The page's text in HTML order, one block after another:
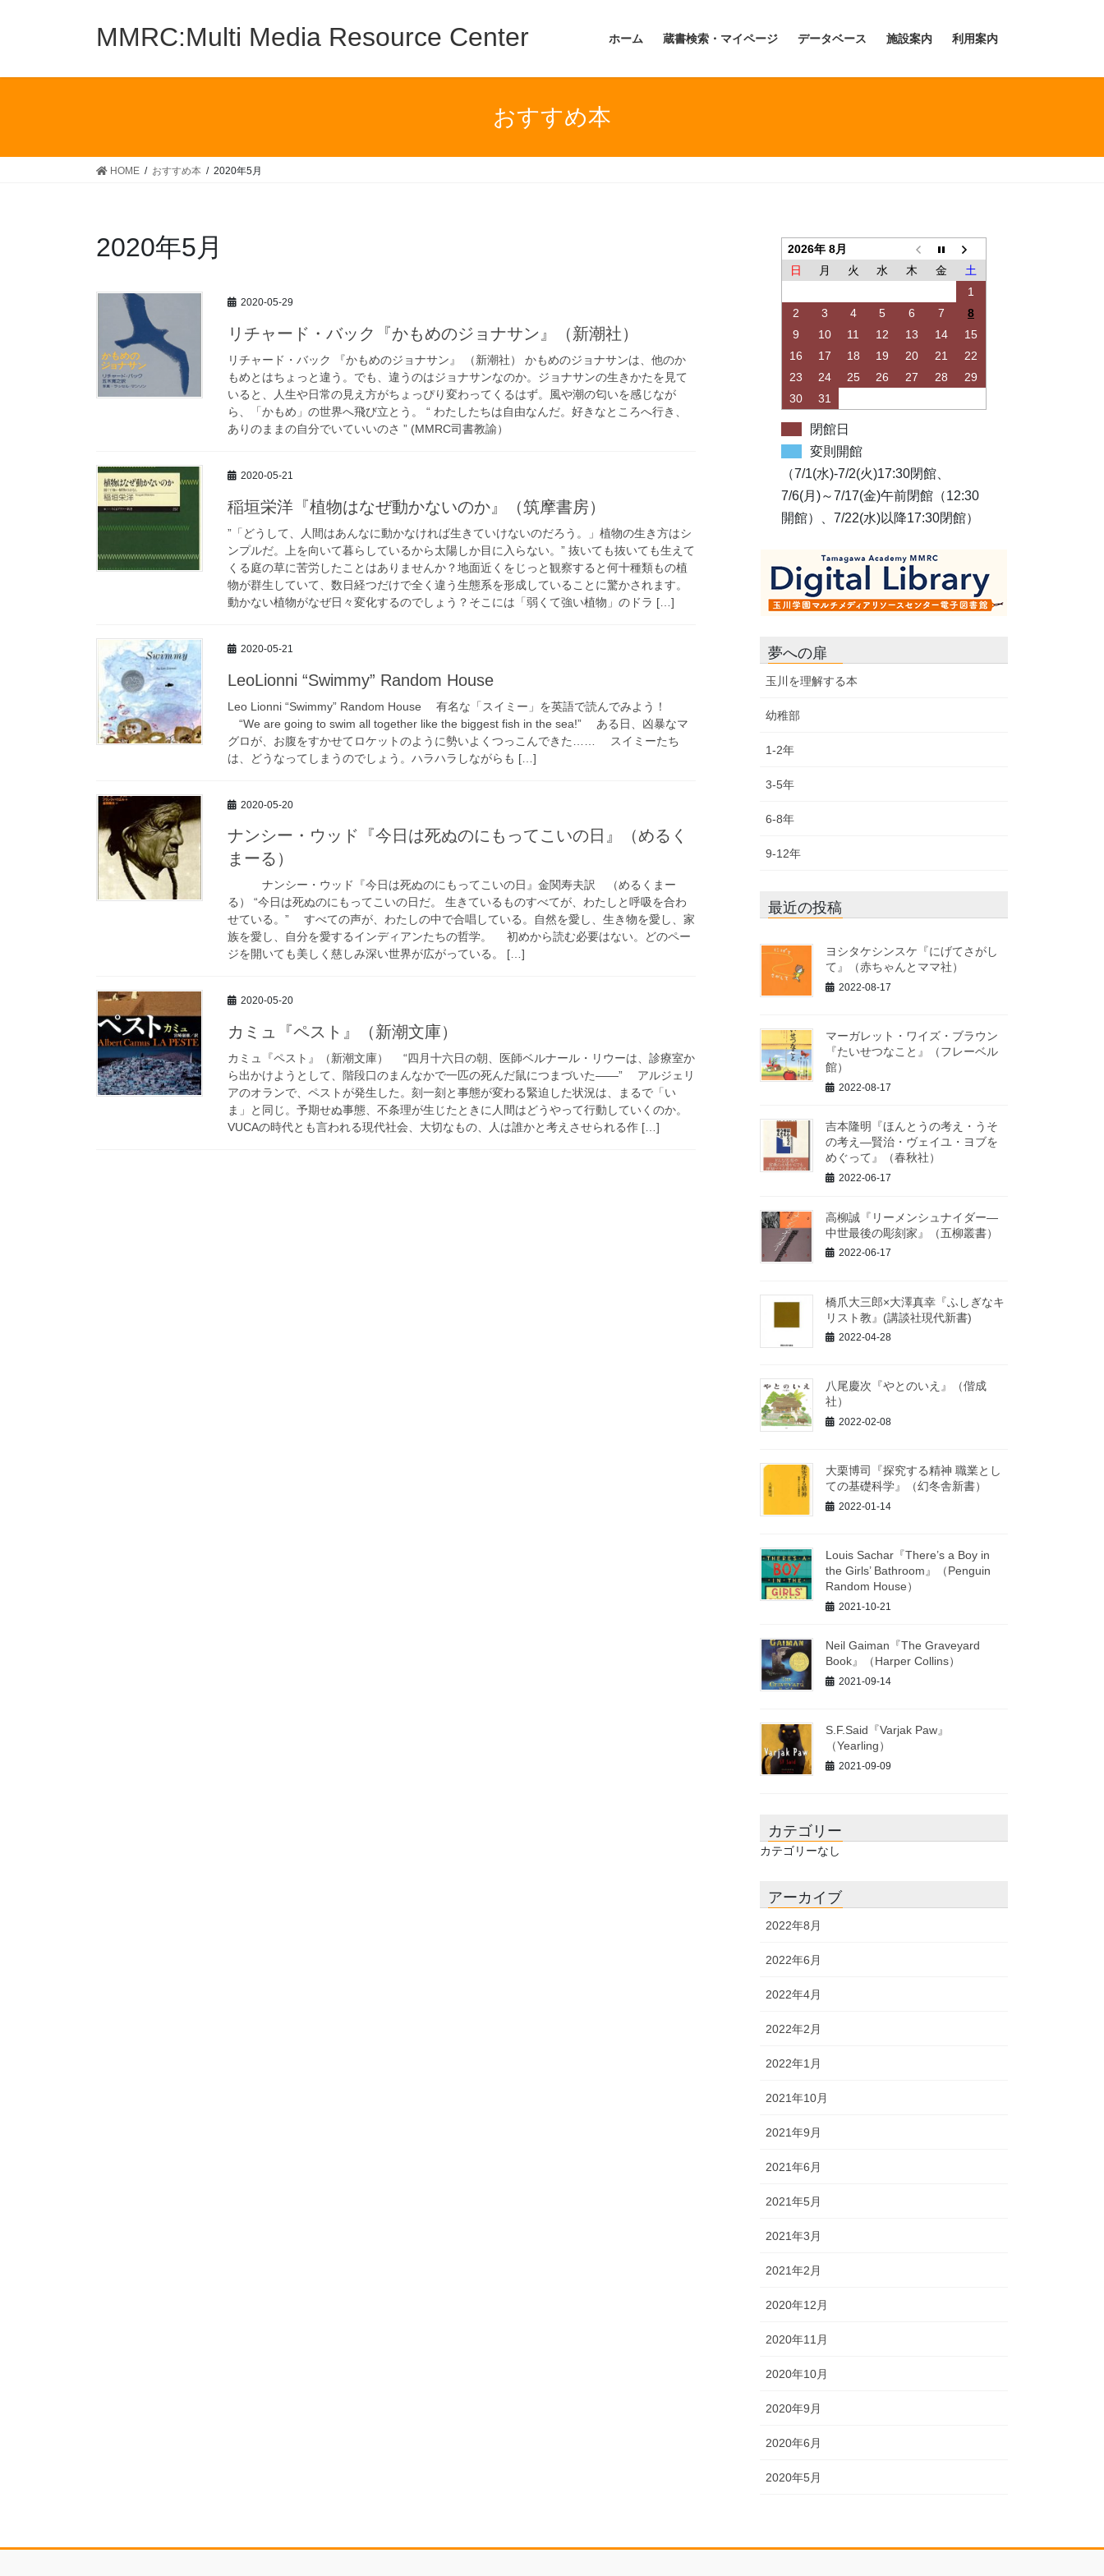
MMRC:Multi Media Resource Center ホーム 蔵書検索・マイページ データベース 施設案内 利用案内
おすすめ本
HOME おすすめ本 2020年5月
2020年5月
2020-05-29
リチャード・バック『かもめのジョナサン』（新潮社）
リチャード・バック 『かもめのジョナサン』 （新潮社） かもめのジョナサンは、他のか
もめとはちょっと違う。でも、違うのはジョナサンなのか。ジョナサンの生きかたを見て
いると、人生や日常の見え方がちょっぴり変わってくるはず。風や潮の匂いを感じなが
ら、「かもめ」の世界へ飛び立とう。 “ わたしたちは自由なんだ。好きなところへ行き、
ありのままの自分でいていいのさ ” (MMRC司書教諭）
2020-05-21
稲垣栄洋『植物はなぜ動かないのか』（筑摩書房）
”「どうして、人間はあんなに動かなければ生きていけないのだろう。」植物の生き方はシ
ンプルだ。上を向いて暮らしているから太陽しか目に入らない。” 抜いても抜いても生えて
くる庭の草に苦労したことはありませんか？地面近くをじっと観察すると何十種類もの植
物が群生していて、数日経つだけで全く違う生態系を形成していることに驚かされます。
動かない植物がなぜ日々変化するのでしょう？そこには「弱くて強い植物」のドラ […]
2020-05-21
LeoLionni “Swimmy” Random House
Leo Lionni “Swimmy” Random House 有名な「スイミー」を英語で読んでみよう！
“We are going to swim all together like the biggest fish in the sea!” ある日、凶暴なマ
グロが、お腹をすかせてロケットのように勢いよくつっこんできた…… スイミーたち
は、どうなってしまうのでしょう。ハラハラしながらも […]
2020-05-20
ナンシー・ウッド『今日は死ぬのにもってこいの日』（めるく
まーる）
ナンシー・ウッド『今日は死ぬのにもってこいの日』金関寿夫訳 （めるくまー
る） “今日は死ぬのにもってこいの日だ。 生きているものすべてが、わたしと呼吸を合わ
せている。” すべての声が、わたしの中で合唱している。自然を愛し、生き物を愛し、家
族を愛し、自分を愛するインディアンたちの哲学。 初めから読む必要はない。どのペー
ジを開いても美しく慈しみ深い世界が広がっている。 […]
2020-05-20
カミュ『ペスト』（新潮文庫）
カミュ『ペスト』（新潮文庫） “四月十六日の朝、医師ベルナール・リウーは、診療室か
ら出かけようとして、階段口のまんなかで一匹の死んだ鼠につまづいた――” アルジェリ
アのオランで、ペストが発生した。刻一刻と事態が変わる緊迫した状況は、まるで「い
ま」と同じ。予期せぬ事態、不条理が生じたときに人間はどうやって行動していくのか。
VUCAの時代とも言われる現代社会、大切なもの、人は誰かと考えさせられる作 […]
2026年 8月
日
月 火 水 木 金
土
1
2
3 4 5 6 7
8
9
10 11 12 13 14
15
16
17 18 19 20 21
22
23
24 25 26 27 28
29
30
31
閉館日
変則開館
（7/1(水)-7/2(火)17:30閉館、
7/6(月)～7/17(金)午前閉館（12:30
開館）、7/22(水)以降17:30閉館）
夢への扉
玉川を理解する本
幼稚部
1-2年
3-5年
6-8年
9-12年
最近の投稿
ヨシタケシンスケ『にげてさがし
て』（赤ちゃんとママ社）
2022-08-17
マーガレット・ワイズ・ブラウン
『たいせつなこと』（フレーベル
館）
2022-08-17
吉本隆明『ほんとうの考え・うそ
の考え―賢治・ヴェイユ・ヨブを
めぐって』（春秋社）
2022-06-17
高柳誠『リーメンシュナイダー―
中世最後の彫刻家』（五柳叢書）
2022-06-17
橋爪大三郎×大澤真幸『ふしぎなキ
リスト教』(講談社現代新書)
2022-04-28
八尾慶次『やとのいえ』（偕成
社）
2022-02-08
大栗博司『探究する精神 職業とし
ての基礎科学』（幻冬舎新書）
2022-01-14
Louis Sachar『There’s a Boy in
the Girls’ Bathroom』（Penguin
Random House）
2021-10-21
Neil Gaiman『The Graveyard
Book』（Harper Collins）
2021-09-14
S.F.Said『Varjak Paw』
（Yearling）
2021-09-09
カテゴリー
カテゴリーなし
アーカイブ
2022年8月
2022年6月
2022年4月
2022年2月
2022年1月
2021年10月
2021年9月
2021年6月
2021年5月
2021年3月
2021年2月
2020年12月
2020年11月
2020年10月
2020年9月
2020年6月
2020年5月